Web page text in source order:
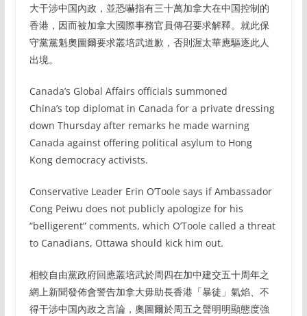
大干涉中国內政，並恐嚇指有三十萬加拿大在中国控制的
香港，因而被加拿大國際事務官員傳召要求解釋。就此保
守黨黨魁奧圖爾要求叢培武道歉，否則渥太華應驅逐此人
出境。
Canada’s Global Affairs officials summoned
China’s top diplomat in Canada for a private dressing
down Thursday after remarks he made warning
Canada against offering political asylum to Hong
Kong democracy activists.
Conservative Leader Erin O’Toole says if Ambassador
Cong Peiwu does not publicly apologize for his
“belligerent” comments, which O’Toole called a threat
to Canadians, Ottawa should kick him out.
相較自由黨政府回應叢培武於周四在加中建交五十周年之
網上新聞發佈會警告加拿大毋助長香港「暴徒」氣焰、不
得干涉中国內政之言論，奧圖爾於周五之聲明明顯態度強